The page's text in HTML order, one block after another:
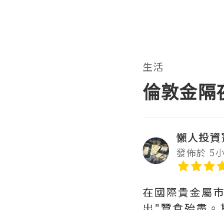
生活
倫敦金隔
懶人投資
發佈於 5
在國際貴金屬